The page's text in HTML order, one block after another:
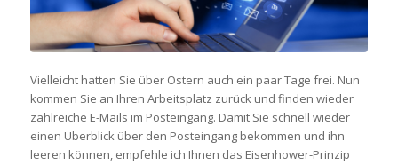
Vielleicht hatten Sie über Ostern auch ein paar Tage frei. Nun
kommen Sie an Ihren Arbeitsplatz zurück und finden wieder
zahlreiche E-Mails im Posteingang. Damit Sie schnell wieder
einen Überblick über den Posteingang bekommen und ihn
leeren können, empfehle ich Ihnen das Eisenhower-Prinzip